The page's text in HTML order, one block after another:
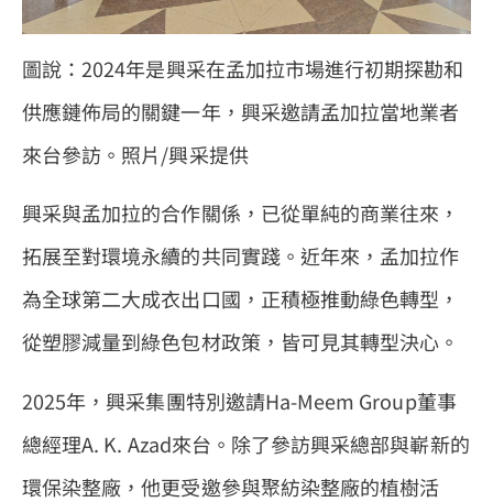
圖說：2024年是興采在孟加拉市場進行初期探勘和
供應鏈佈局的關鍵一年，興采邀請孟加拉當地業者
來台參訪。照片/興采提供
興采與孟加拉的合作關係，已從單純的商業往來，
拓展至對環境永續的共同實踐。近年來，孟加拉作
為全球第二大成衣出口國，正積極推動綠色轉型，
從塑膠減量到綠色包材政策，皆可見其轉型決心。
2025年，興采集團特別邀請Ha-Meem Group董事
總經理A. K. Azad來台。除了參訪興采總部與嶄新的
環保染整廠，他更受邀參與聚紡染整廠的植樹活